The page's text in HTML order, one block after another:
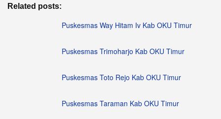
Related posts:
Puskesmas Way Hitam Iv Kab OKU Timur
Puskesmas Trimoharjo Kab OKU Timur
Puskesmas Toto Rejo Kab OKU Timur
Puskesmas Taraman Kab OKU Timur